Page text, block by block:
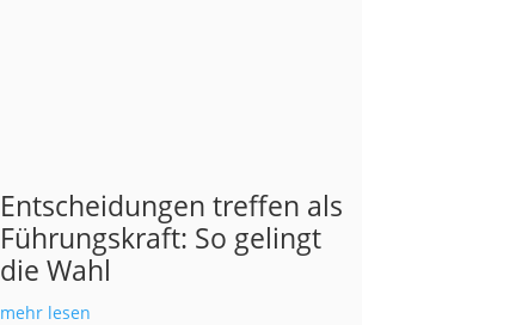
Entscheidungen treffen als
Führungskraft: So gelingt
die Wahl
mehr lesen